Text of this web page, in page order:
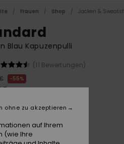
Frauen Shop Jacken &
Blau Kapuzenpulli
(11 Bewertungen)
55%
€
auf Ihrem
(wie Ihre
ohne zu akzeptieren